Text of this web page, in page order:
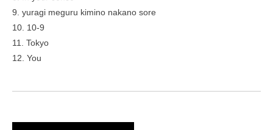
9. yuragi meguru kimino nakano sore
10. 10-9
11. Tokyo
12. You